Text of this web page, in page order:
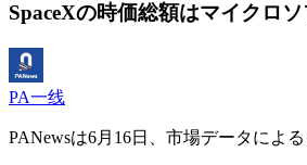
SpaceXの時価総額はマイクロ
PA一线
PANewsは6月16日、市場データによ